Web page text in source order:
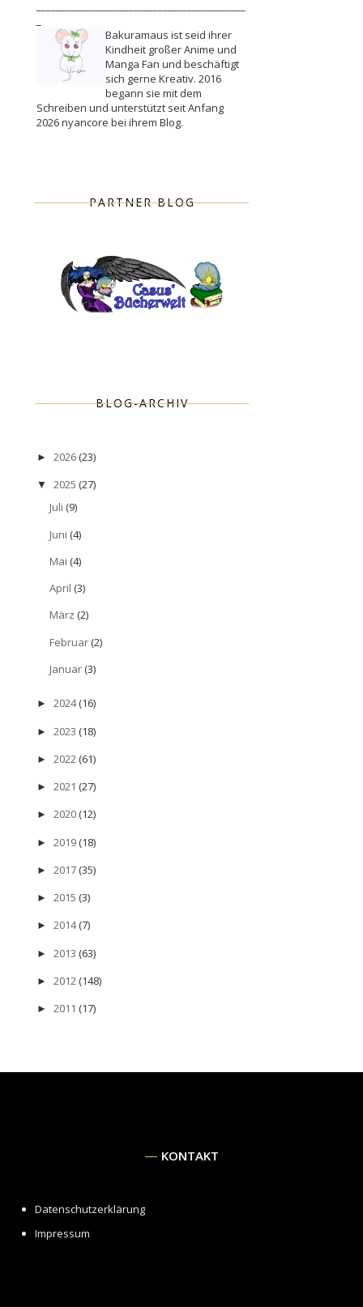
Bakuramaus ist seid ihrer
Kindheit großer Anime und
Manga Fan und beschäftigt
sich gerne Kreativ. 2016
begann sie mit dem
Schreiben und unterstützt seit Anfang
2026 nyancore bei ihrem Blog.
PARTNER BLOG
BLOG-ARCHIV
► 2026(23)
▼ 2025 (27)
Juli (9)
Juni (4)
Mai (4)
April (3)
März (2)
Februar(2)
Januar(3)
► 2024(16)
► 2023 (18)
► 2022(61)
► 2021 (27)
► 2020(12)
► 2019(18)
► 2017(35)
► 2015 (3)
► 2014(7)
► 2013 (63)
► 2012(148)
► 2011 (17)
KONTAKT
Datenschutzerklärung
Impressum